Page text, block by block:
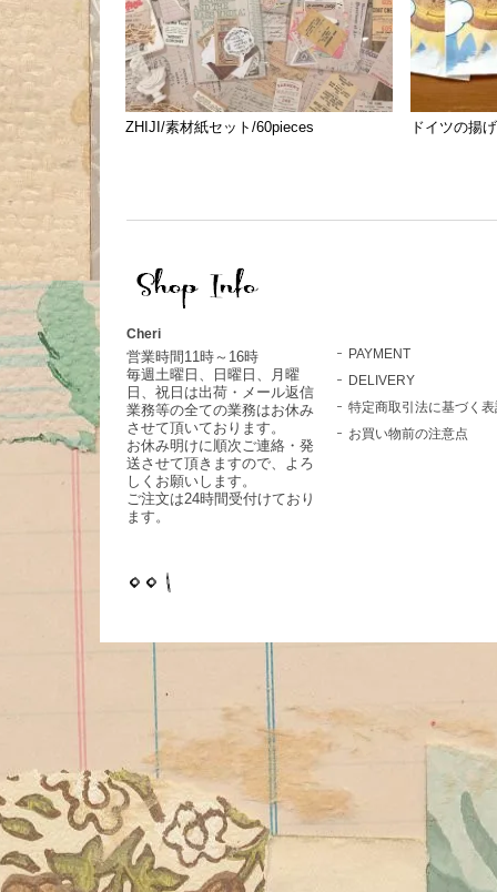
ZHIJI/素材紙セット/60pieces ドイツの揚
Cheri
営業時間11時～16時
毎週土曜日、日曜日、月曜
日、祝日は出荷・メール返信
業務等の全ての業務はお休み
させて頂いております。
お休み明けに順次ご連絡・発
送させて頂きますので、よろ
しくお願いします。
ご注文は24時間受付けており
ます。
PAYMENT
DELIVERY
特定商取引法に基づく
お買い物前の注意点